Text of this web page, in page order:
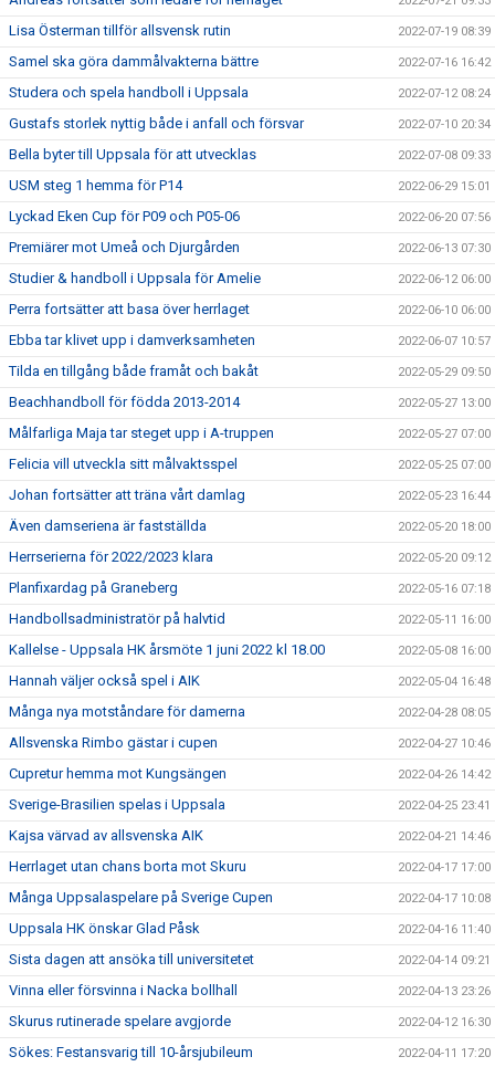
Lisa Österman tillför allsvensk rutin 2022-07-19 08:39
Samel ska göra dammålvakterna bättre 2022-07-16 16:42
Studera och spela handboll i Uppsala 2022-07-12 08:24
Gustafs storlek nyttig både i anfall och försvar 2022-07-10 20:34
Bella byter till Uppsala för att utvecklas 2022-07-08 09:33
USM steg 1 hemma för P14 2022-06-29 15:01
Lyckad Eken Cup för P09 och P05-06 2022-06-20 07:56
Premiärer mot Umeå och Djurgården 2022-06-13 07:30
Studier & handboll i Uppsala för Amelie 2022-06-12 06:00
Perra fortsätter att basa över herrlaget 2022-06-10 06:00
Ebba tar klivet upp i damverksamheten 2022-06-07 10:57
Tilda en tillgång både framåt och bakåt 2022-05-29 09:50
Beachhandboll för födda 2013-2014 2022-05-27 13:00
Målfarliga Maja tar steget upp i A-truppen 2022-05-27 07:00
Felicia vill utveckla sitt målvaktsspel 2022-05-25 07:00
Johan fortsätter att träna vårt damlag 2022-05-23 16:44
Även damseriena är fastställda 2022-05-20 18:00
Herrserierna för 2022/2023 klara 2022-05-20 09:12
Planfixardag på Graneberg 2022-05-16 07:18
Handbollsadministratör på halvtid 2022-05-11 16:00
Kallelse - Uppsala HK årsmöte 1 juni 2022 kl 18.00 2022-05-08 16:00
Hannah väljer också spel i AIK 2022-05-04 16:48
Många nya motståndare för damerna 2022-04-28 08:05
Allsvenska Rimbo gästar i cupen 2022-04-27 10:46
Cupretur hemma mot Kungsängen 2022-04-26 14:42
Sverige-Brasilien spelas i Uppsala 2022-04-25 23:41
Kajsa värvad av allsvenska AIK 2022-04-21 14:46
Herrlaget utan chans borta mot Skuru 2022-04-17 17:00
Många Uppsalaspelare på Sverige Cupen 2022-04-17 10:08
Uppsala HK önskar Glad Påsk 2022-04-16 11:40
Sista dagen att ansöka till universitetet 2022-04-14 09:21
Vinna eller försvinna i Nacka bollhall 2022-04-13 23:26
Skurus rutinerade spelare avgjorde 2022-04-12 16:30
Sökes: Festansvarig till 10-årsjubileum 2022-04-11 17:20